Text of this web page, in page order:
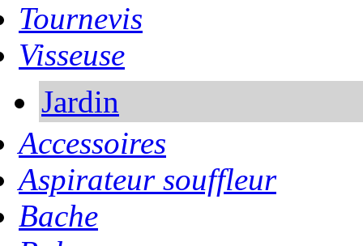
Tournevis
Visseuse
Jardin
Accessoires
Aspirateur souffleur
Bache